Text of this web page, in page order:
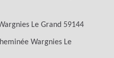
Le Grand 59144
Wargnies Le